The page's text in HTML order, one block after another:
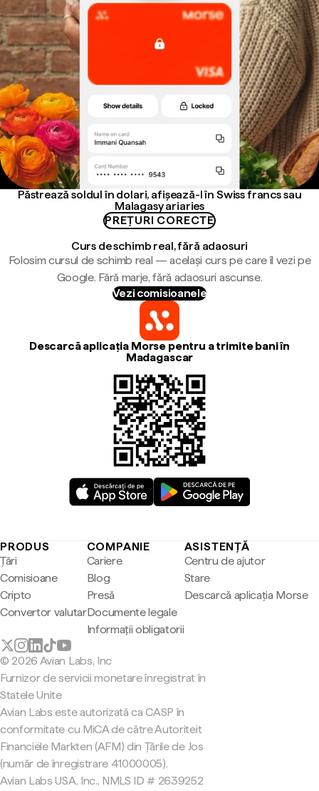
Păstrează soldul în dolari, afișează-l în Swiss francs sau
Malagasy ariaries
PREȚURI CORECTE
Curs de schimb real, fără adaosuri
Folosim cursul de schimb real — același curs pe care îl vezi pe
Google. Fără marje, fără adaosuri ascunse.
Vezi comisioanele
Descarcă aplicația Morse pentru a trimite bani în
Madagascar
PRODUS
Țări
Comisioane
Cripto
Convertor valutar
COMPANIE
Cariere
Blog
Presă
Documente legale
Informații obligatorii
ASISTENȚĂ
Centru de ajutor
Stare
Descarcă aplicația Morse
© 2026 Avian Labs, Inc
Furnizor de servicii monetare înregistrat în
Statele Unite
Avian Labs este autorizată ca CASP în
conformitate cu MiCA de către Autoriteit
Financiële Markten (AFM) din Țările de Jos
(număr de înregistrare 41000005).
Avian Labs USA, Inc., NMLS ID # 2639252